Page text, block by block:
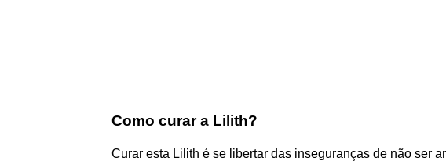
Como curar a Lilith?
Curar esta Lilith é se libertar das inseguranças de não ser